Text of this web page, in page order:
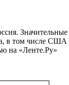
Значительные
в том числе США
на «Ленте.Ру»